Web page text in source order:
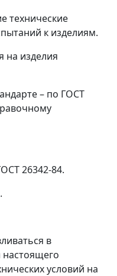
технические
к изделиям.
на изделия
– по ГОСТ
26342-84.
в
настоящего
условий на